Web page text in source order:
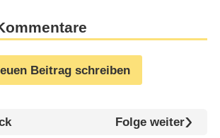
Beitrag schreiben
Folge weiter